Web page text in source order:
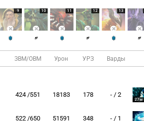
9 10 11 12 13
ЗВМ/ОВМ Урон УРЗ Варды
424 /551 18183 178 - / 2
27м
522 /650 51591 348 - / 1